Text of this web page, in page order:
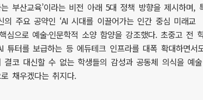
부산교육’이라는 비전 아래 5대 정책 방향을 제시하며,
의 주요 공약인 ‘AI 시대를 이끌어가는 인간 중심 미래교
심으로 예술·인문학적 소양 함양을 강조했다. 초중고 전
튜터를 보급하는 등 에듀테크 인프라를 대폭 확대하면서
결코 대신할 수 없는 학생들의 감성과 공동체 의식을 예술
채우겠다는 취지다.